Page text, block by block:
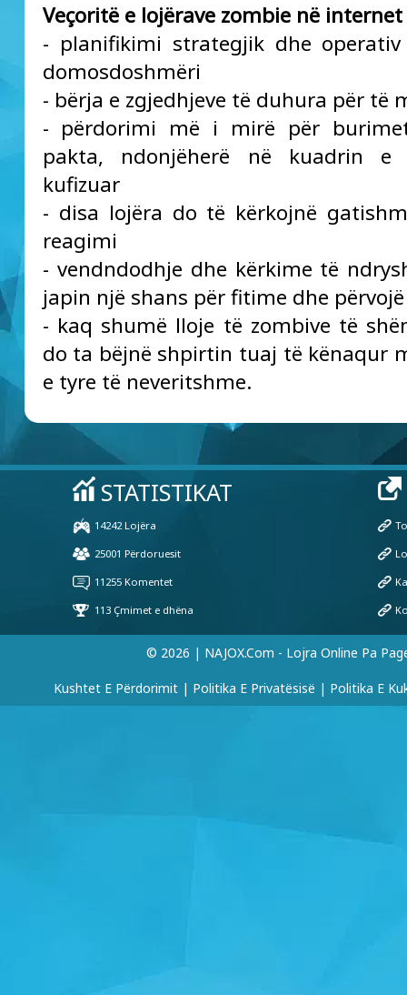
Veçoritë e lojërave zombie në internet
- planifikimi strategjik dhe
domosdoshmëri
- bërja e zgjedhjeve të duhura për të
- përdorimi më i mirë për
pakta, ndonjëherë në kuadrin e
kufizuar
- disa lojëra do të kërkojnë
reagimi
- vendndodhje dhe kërkime të
japin një shans për fitime dhe
- kaq shumë lloje të zombive të
do ta bëjnë shpirtin tuaj të kënaqur
e tyre të neveritshme.
© 2026 | NAJOX.com - Lojra Online Pa
Kushtet E Përdorimit | Politika E Privatësisë | Politika E